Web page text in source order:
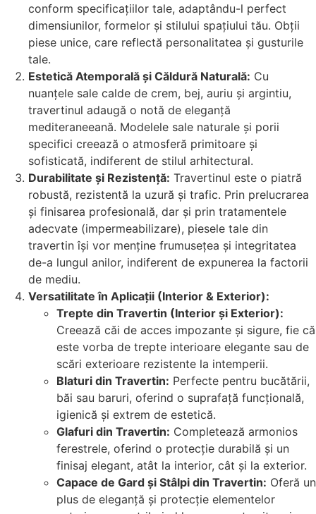
conform specificațiilor tale, adaptându-l perfect
dimensiunilor, formelor și stilului spațiului tău. Obții
piese unice, care reflectă personalitatea și gusturile
tale.
Estetică Atemporală și Căldură Naturală: Cu
nuanțele sale calde de crem, bej, auriu și argintiu,
travertinul adaugă o notă de eleganță
mediteraneeană. Modelele sale naturale și porii
specifici creează o atmosferă primitoare și
sofisticată, indiferent de stilul arhitectural.
Durabilitate și Rezistență: Travertinul este o piatră
robustă, rezistentă la uzură și trafic. Prin prelucrarea
și finisarea profesională, dar și prin tratamentele
adecvate (impermeabilizare), piesele tale din
travertin își vor menține frumusețea și integritatea
de-a lungul anilor, indiferent de expunerea la factorii
de mediu.
Versatilitate în Aplicații (Interior & Exterior):
Trepte din Travertin (Interior și Exterior):
Creează căi de acces impozante și sigure, fie că
este vorba de trepte interioare elegante sau de
scări exterioare rezistente la intemperii.
Blaturi din Travertin: Perfecte pentru bucătării,
băi sau baruri, oferind o suprafață funcțională,
igienică și extrem de estetică.
Glafuri din Travertin: Completează armonios
ferestrele, oferind o protecție durabilă și un
finisaj elegant, atât la interior, cât și la exterior.
Capace de Gard și Stâlpi din Travertin: Oferă un
plus de eleganță și protecție elementelor